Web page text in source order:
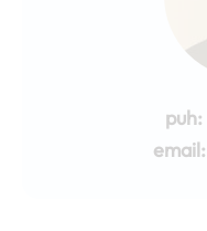
puh:
email: